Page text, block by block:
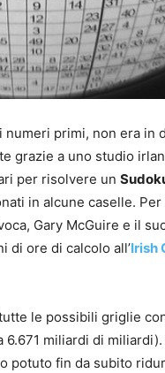
primi, non era in
grazie a uno studio
per risolvere un
in alcune caselle.
Gary McGuire e il
di ore di calcolo all’Irish
le possibili griglie
miliardi di
potuto fin da subito